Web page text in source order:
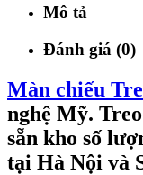
Mô tả
Đánh giá (0)
Màn chiếu
nghệ Mỹ.
sẵn kho số
tại Hà Nội và